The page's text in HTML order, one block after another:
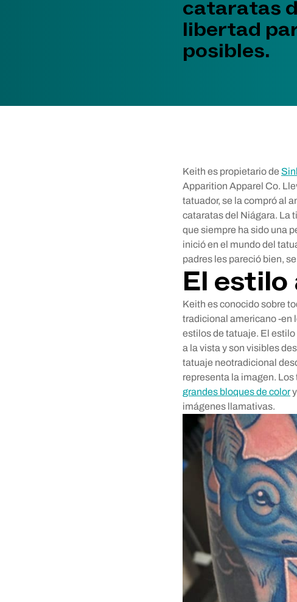
cataratas
libertad
posibles.
Keith es propietario de
Apparition Apparel Co.
tatuador, se la compró al
cataratas del Niágara. La
que siempre ha sido una
inició en el mundo del
padres les pareció bien,
El
Keith es conocido sobre
tradicional americano -en
estilos de tatuaje. El
a la vista y son visibles
tatuaje neotradicional
representa la imagen.
grandes bloques de colory
imágenes llamativas.